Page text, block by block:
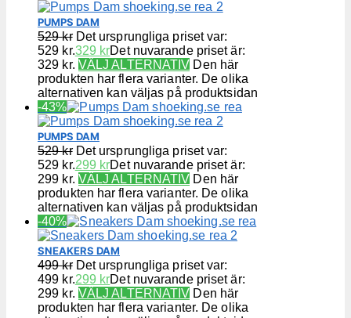
PUMPS DAM
529kr Det ursprungliga priset var:
529 kr.329 krDet nuvarande priset är:
329 kr. VÄLJ ALTERNATIV Den här
produkten har flera varianter. De olika
alternativen kan väljas på produktsidan
-43%
PUMPS DAM
529kr Det ursprungliga priset var:
529 kr.299 krDet nuvarande priset är:
299 kr. VÄLJ ALTERNATIV Den här
produkten har flera varianter. De olika
alternativen kan väljas på produktsidan
-40%
SNEAKERS DAM
499kr Det ursprungliga priset var:
499 kr.299 krDet nuvarande priset är:
299 kr. VÄLJ ALTERNATIV Den här
produkten har flera varianter. De olika